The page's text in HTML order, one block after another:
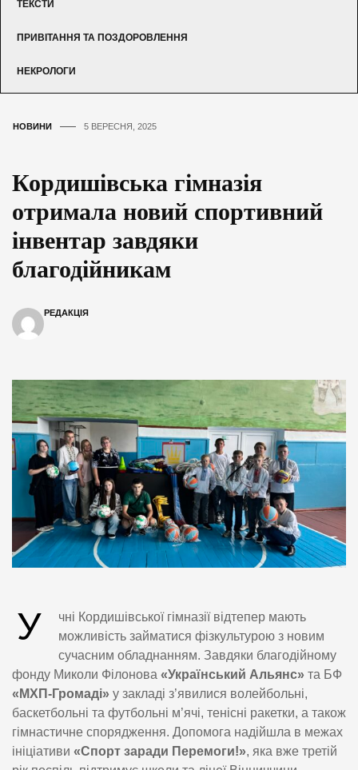
ТЕКСТИ
ПРИВІТАННЯ ТА ПОЗДОРОВЛЕННЯ
НЕКРОЛОГИ
НОВИНИ 5 ВЕРЕСНЯ, 2025
Кордишівська гімназія
отримала новий спортивний
інвентар завдяки
благодійникам
РЕДАКЦІЯ
У
чні Кордишівської гімназії відтепер мають
можливість займатися фізкультурою з новим
сучасним обладнанням. Завдяки благодійному
фонду Миколи Філонова «Український Альянс» та БФ
«МХП-Громаді» у закладі з’явилися волейбольні,
баскетбольні та футбольні м’ячі, тенісні ракетки, а також
гімнастичне спорядження. Допомога надійшла в межах
ініціативи «Спорт заради Перемоги!», яка вже третій